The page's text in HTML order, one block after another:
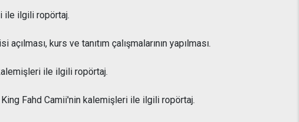
ile ilgili ropörtaj.
kurs ve tanıtım çalışmalarının yapılması.
ile ilgili ropörtaj.
King Fahd Camii'nin kalemişleri ile ilgili ropörtaj.